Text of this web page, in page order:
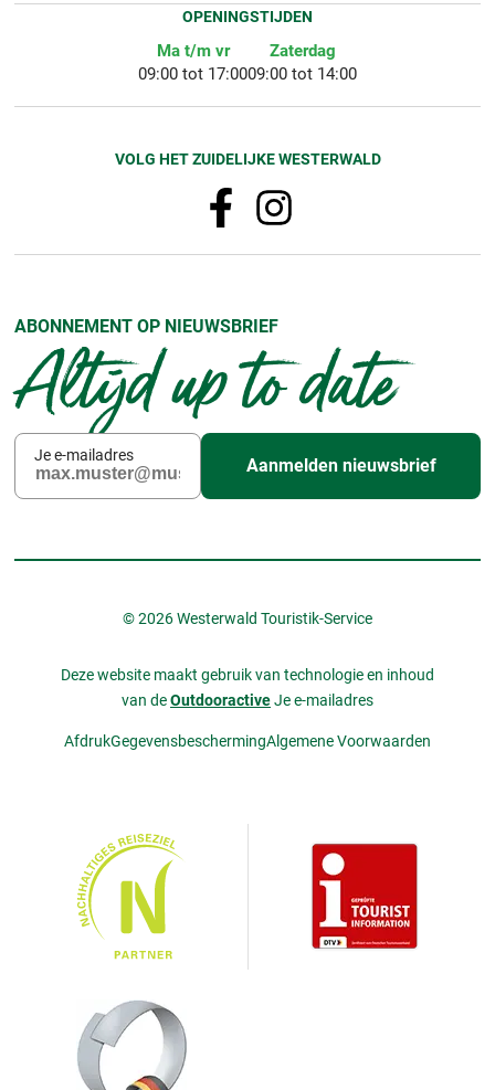
OPENINGSTIJDEN
Ma t/m vr
09:00 tot 17:00
Zaterdag
09:00 tot 14:00
VOLG HET ZUIDELIJKE WESTERWALD
ABONNEMENT OP NIEUWSBRIEF
Altijd up to date
Je e-mailadres
Aanmelden nieuwsbrief
© 2026 Westerwald Touristik-Service
Deze website maakt gebruik van technologie en inhoud
van deOutdooractiveJe e-mailadres
AfdrukGegevensbeschermingAlgemene Voorwaarden